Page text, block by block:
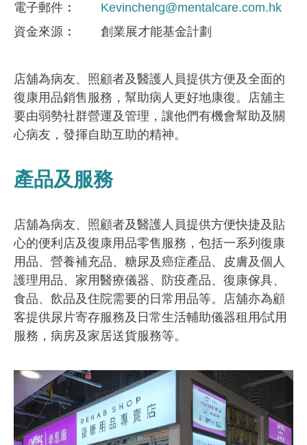
電子郵件
Kevincheng@mentalcare.com.hk
資金來​源
創業展才能基金計劃
店舖為病友、照顧者及醫護人員提供方便及全面的
復康用品銷售服務，幫助病人更好地康復。店舖主
要由弱勢社群營運及管理，讓他們有機會幫助及關
心病友，發揮自助互助的精神。
產品及服務
店舖為病友、照顧者及醫護人員提供方便快捷及貼
心的便利店及復康用品零售服務，包括一系列復康
用品、營養補充品、糖尿及癌症產品、皮膚及個人
護理用品、家用醫療儀器、防疫產品、復康傢具、
食品、飲品及住院需要的日常用品等。店舖亦為顧
客提供尿片寄存服務及日常生活輔助儀器租用∕試用
服務，病房及家居送貨服務等。